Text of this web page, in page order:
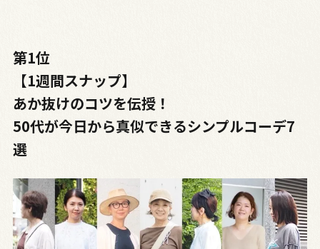
第1位
【1週間スナップ】
あか抜けのコツを伝授！
50代が今日から真似できるシンプルコーデ7
選